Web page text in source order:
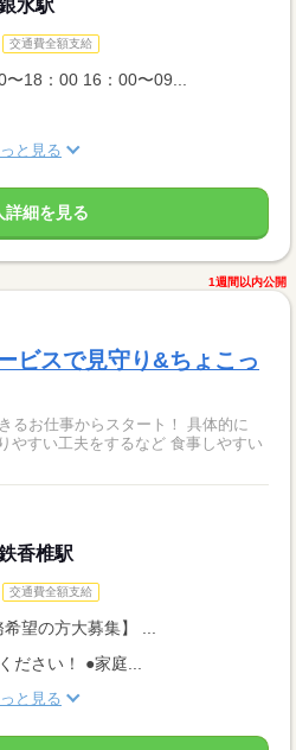
水駅
交通費全額支給
18：00 16：00〜09...
と見る
詳細を見る
1週間以内公開
ビスで見守り&ちょこっ
事からスタート！ 具体的に
香椎駅
交通費全額支給
希望の方大募集】 ...
ださい！ ●家庭...
と見る